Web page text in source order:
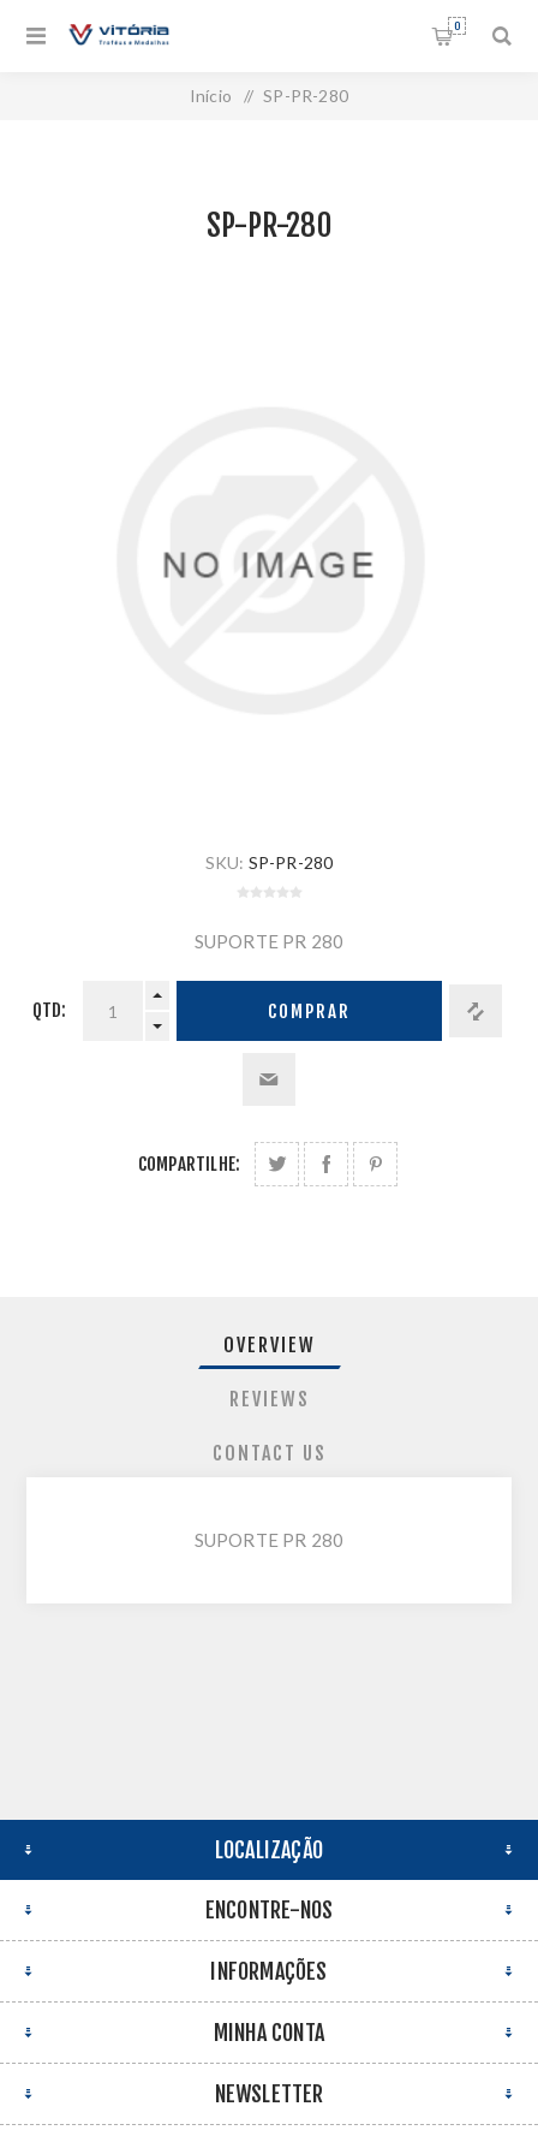
0
Início / SP-PR-280
SP-PR-280
SKU: SP-PR-280
SUPORTE PR 280
QTD: COMPRAR
COMPARTILHE:
OVERVIEW
REVIEWS
CONTACT US
SUPORTE PR 280
LOCALIZAÇÃO
ENCONTRE-NOS
INFORMAÇÕES
MINHA CONTA
NEWSLETTER